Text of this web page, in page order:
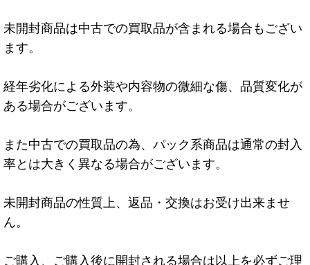
未開封商品は中古での買取品が含まれる場合もござい
ます。
経年劣化による外装や内容物の微細な傷、品質変化が
ある場合がございます。
また中古での買取品の為、パック系商品は通常の封入
率とは大きく異なる場合がございます。
未開封商品の性質上、返品・交換はお受け出来ませ
ん。
ご購入、ご購入後に開封される場合は以上を必ずご理